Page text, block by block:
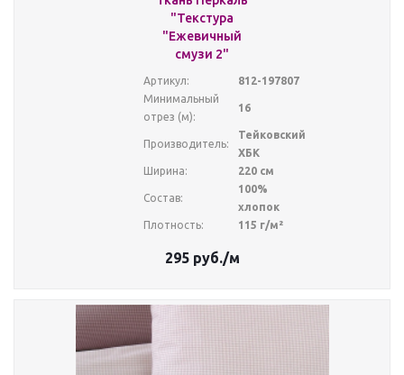
"Текстура
"Ежевичный
смузи 2"
Артикул:
812-197807
Минимальный
отрез (м):
16
Производитель:
Тейковский
ХБК
Ширина:
220 см
Состав:
100%
хлопок
Плотность:
115 г/м²
295руб./м